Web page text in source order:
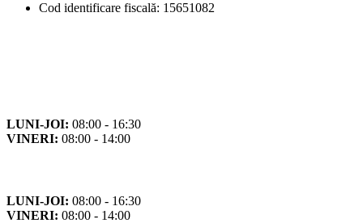
Cod identificare fiscală: 15651082
LUNI-JOI: 08:00 - 16:30
VINERI: 08:00 - 14:00
LUNI-JOI: 08:00 - 16:30
VINERI: 08:00 - 14:00